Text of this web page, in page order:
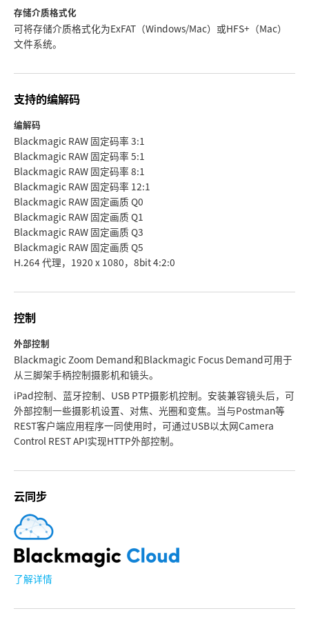
存储介质格式化
可将存储介质格式化为ExFAT（Windows/Mac）或HFS+（Mac）
文件系统。
支持的编解码
编解码
Blackmagic RAW 固定码率 3:1
Blackmagic RAW 固定码率 5:1
Blackmagic RAW 固定码率 8:1
Blackmagic RAW 固定码率 12:1
Blackmagic RAW 固定画质 Q0
Blackmagic RAW 固定画质 Q1
Blackmagic RAW 固定画质 Q3
Blackmagic RAW 固定画质 Q5
H.264 代理，1920 x 1080，8bit 4:2:0
控制
外部控制
Blackmagic Zoom Demand和Blackmagic Focus Demand可用于
从三脚架手柄控制摄影机和镜头。
iPad控制、蓝牙控制、USB PTP摄影机控制。安装兼容镜头后，可
外部控制一些摄影机设置、对焦、光圈和变焦。当与Postman等
REST客户端应用程序一同使用时，可通过USB以太网Camera
Control REST API实现HTTP外部控制。
云同步
了解详情